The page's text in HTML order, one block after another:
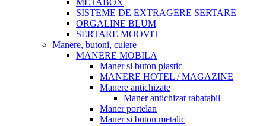
METABOX
SISTEME DE EXTRAGERE SERTARE
ORGALINE BLUM
SERTARE MOOVIT
Manere, butoni, cuiere
MANERE MOBILA
Maner si buton plastic
MANERE HOTEL / MAGAZINE
Manere antichizate
Maner antichizat rabatabil
Maner portelan
Maner si buton metalic